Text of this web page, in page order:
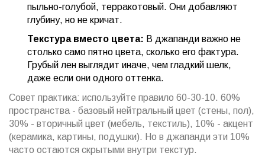
пыльно-голубой, терракотовый. Они добавляют
глубину, но не кричат.
Текстура вместо цвета: В джапанди важно не
столько само пятно цвета, сколько его фактура.
Грубый лен выглядит иначе, чем гладкий шелк,
даже если они одного оттенка.
Совет практика: используйте правило 60-30-10. 60%
пространства - базовый нейтральный цвет (стены, пол),
30% - вторичный цвет (мебель, текстиль), 10% - акцент
(керамика, картины, подушки). Но в джапанди эти 10%
часто остаются скрытыми внутри текстур.